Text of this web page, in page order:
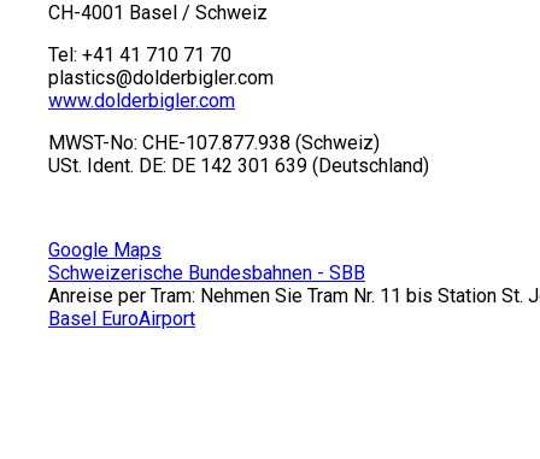
CH-4001 Basel / Schweiz
Tel: +41 41 710 71 70
plastics@dolderbigler.com
www.dolderbigler.com
MWST-No: CHE-107.877.938 (Schweiz)
USt. Ident. DE: DE 142 301 639 (Deutschland)
Google Maps
Schweizerische Bundesbahnen - SBB
Anreise per Tram: Nehmen Sie Tram Nr. 11 bis Station St.
Basel EuroAirport